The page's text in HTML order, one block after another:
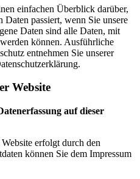
einfachen Überblick darüber,
Daten passiert, wenn Sie unsere
Daten sind alle Daten, mit
können. Ausführliche
entnehmen Sie unserer
Website
auf dieser
erfolgt durch den
können Sie dem Impressum